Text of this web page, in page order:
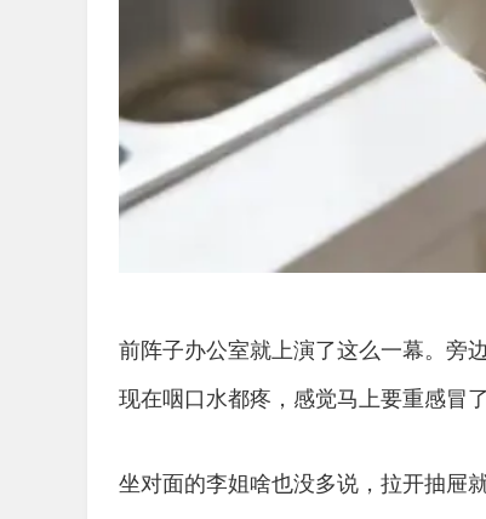
前阵子办公室就上演了这么一幕。旁
现在咽口水都疼，感觉马上要重感冒了
坐对面的李姐啥也没多说，拉开抽屉